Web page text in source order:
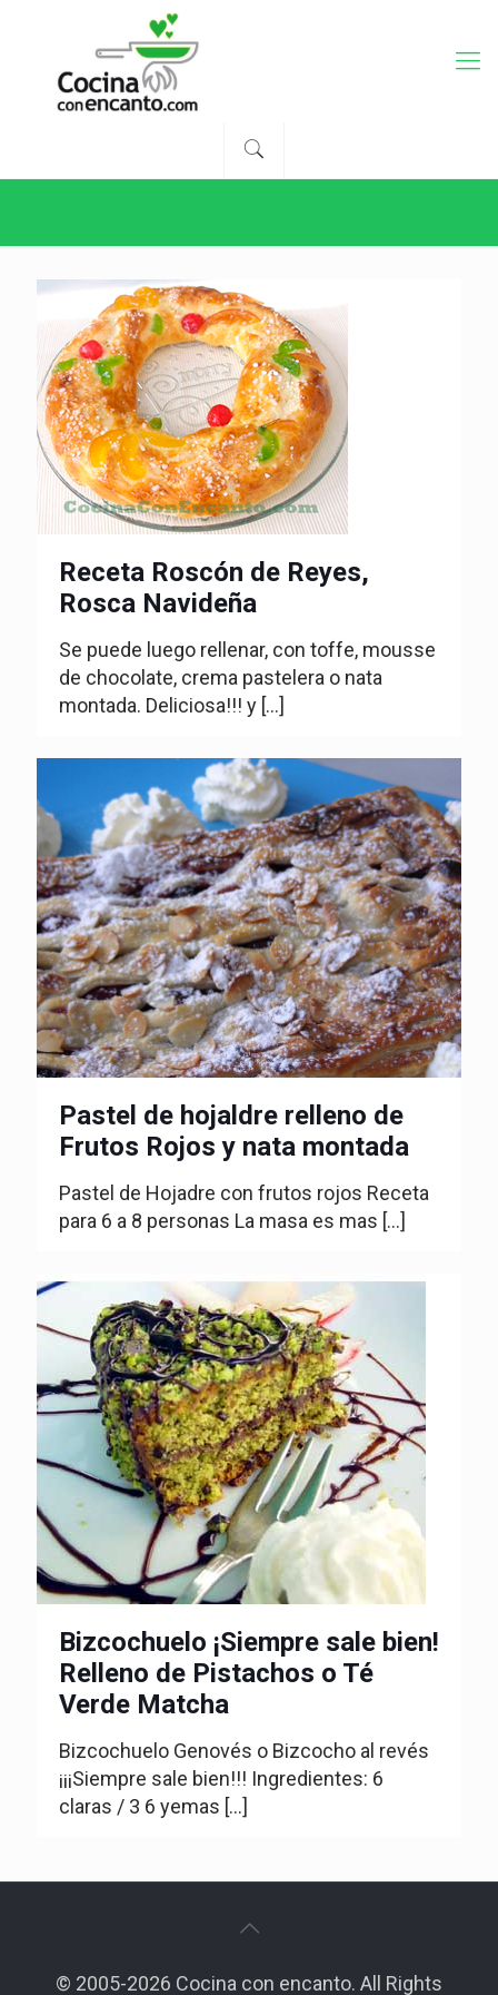
Receta Roscón de Reyes,
Rosca Navideña
Se puede luego rellenar, con toffe, mousse
de chocolate, crema pastelera o nata
montada. Deliciosa!!! y […]
Pastel de hojaldre relleno de
Frutos Rojos y nata montada
Pastel de Hojadre con frutos rojos Receta
para 6 a 8 personas La masa es mas […]
Bizcochuelo ¡Siempre sale bien!
Relleno de Pistachos o Té
Verde Matcha
Bizcochuelo Genovés o Bizcocho al revés
¡¡¡Siempre sale bien!!! Ingredientes: 6
claras / 3 6 yemas […]
© 2005-2026 Cocina con encanto. All Rights